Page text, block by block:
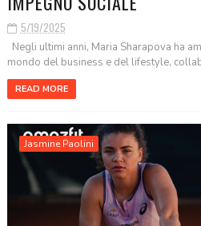
5/19/2025
Negli ultimi anni, Maria Sharapova ha
mondo del business e del lifestyle,
READ MORE
Jasmine Paolini